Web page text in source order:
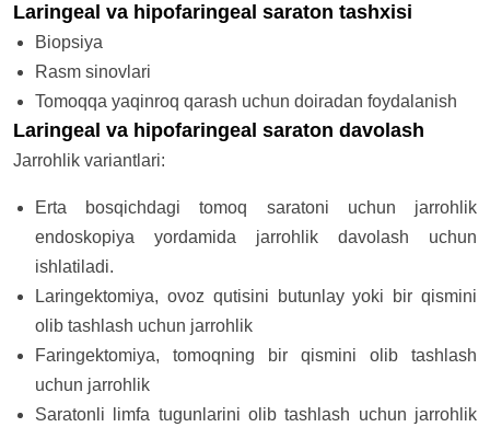
Laringeal va hipofaringeal saraton tashxisi
Biopsiya
Rasm sinovlari
Tomoqqa yaqinroq qarash uchun doiradan foydalanish
Laringeal va hipofaringeal saraton davolash
Jarrohlik variantlari:
Erta bosqichdagi tomoq saratoni uchun jarrohlik
endoskopiya yordamida jarrohlik davolash uchun
ishlatiladi.
Laringektomiya, ovoz qutisini butunlay yoki bir qismini
olib tashlash uchun jarrohlik
Faringektomiya, tomoqning bir qismini olib tashlash
uchun jarrohlik
Saratonli limfa tugunlarini olib tashlash uchun jarrohlik